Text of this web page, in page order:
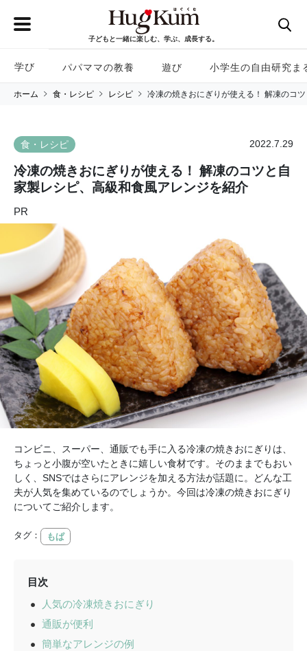
子どもと一緒に楽しむ、学ぶ、成長する。
学び パパママの教養 遊び 小学生の自由研究ま
ホーム 食・レシピ レシピ 冷凍の焼きおにぎりが使える！ 解凍のコ
食・レシピ 2022.7.29
冷凍の焼きおにぎりが使える！ 解凍のコツと自
家製レシピ、高級和食風アレンジを紹介
PR
コンビニ、スーパー、通販でも手に入る冷凍の焼きおにぎりは、
ちょっと小腹が空いたときに嬉しい食材です。そのままでもおい
しく、SNSではさらにアレンジを加える方法が話題に。どんな工
夫が人気を集めているのでしょうか。今回は冷凍の焼きおにぎり
についてご紹介します。
タグ： もぱ
目次
人気の冷凍焼きおにぎり
通販が便利
簡単なアレンジの例